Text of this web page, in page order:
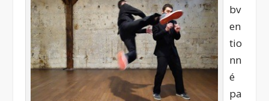
bv
en
tio
nn
é
pa